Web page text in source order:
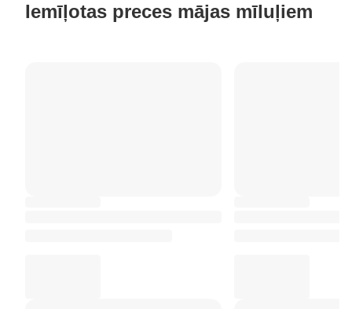
Iemīļotas preces mājas mīluļiem